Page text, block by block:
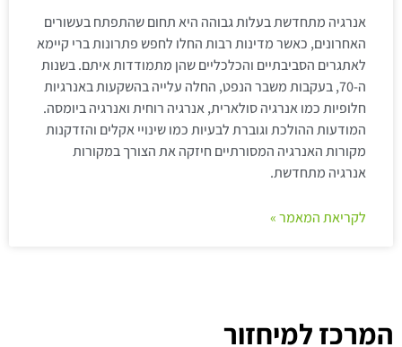
אנרגיה מתחדשת בעלות גבוהה היא תחום שהתפתח בעשורים
האחרונים, כאשר מדינות רבות החלו לחפש פתרונות ברי קיימא
לאתגרים הסביבתיים והכלכליים שהן מתמודדות איתם. בשנות
ה-70, בעקבות משבר הנפט, החלה עלייה בהשקעות באנרגיות
חלופיות כמו אנרגיה סולארית, אנרגיה רוחית ואנרגיה ביומסה.
המודעות ההולכת וגוברת לבעיות כמו שינויי אקלים והזדקנות
מקורות האנרגיה המסורתיים חיזקה את הצורך במקורות
אנרגיה מתחדשת.
לקריאת המאמר »
המרכז למיחזור